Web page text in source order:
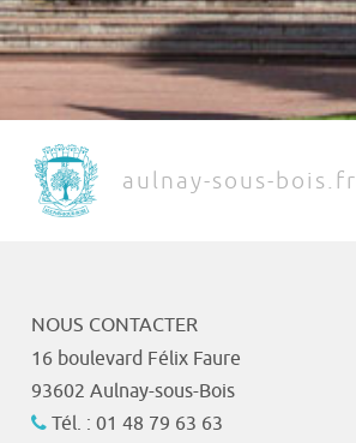
aulnay-sous-bois.fr
NOUS CONTACTER
16 boulevard Félix Faure
93602 Aulnay-sous-Bois
Tél. : 01 48 79 63 63